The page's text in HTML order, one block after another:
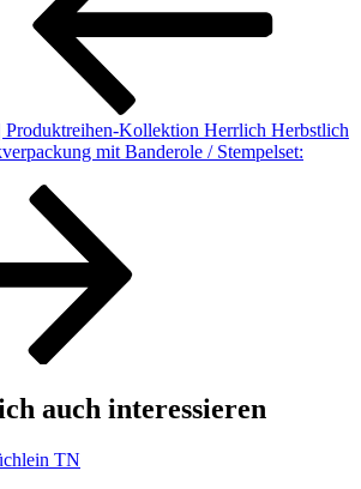
Produktreihen-Kollektion Herrlich Herbstlich
mit Banderole / Stempelset:
auch interessieren